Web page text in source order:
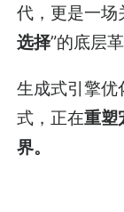
代，更是一场
选择”的底层革
生成式引擎优
式，正在重塑
界。